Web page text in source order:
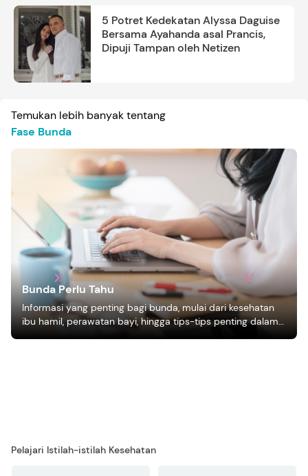
5 Potret Kedekatan Alyssa Daguise
Bersama Ayahanda asal Prancis,
Dipuji Tampan oleh Netizen
Temukan lebih banyak tentang
Fase Bunda
Bunda Perlu Tahu
Informasi yang penting bagi bunda, mulai dari kesehatan
ibu hamil, perawatan bayi, hingga tips-tips penting dalam
mengasuh anak
Pelajari Istilah-istilah Kesehatan